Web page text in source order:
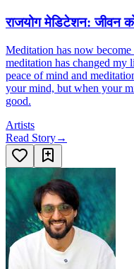
राजयोग मेडिटेशन: जीवन
Meditation has now
meditation has changed my
peace of mind and
your mind, but when your
good.
Artists
Read Story→